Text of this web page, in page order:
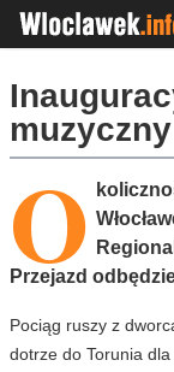
muzyczny
O
Przejazd
Pociąg ruszy z
dotrze do Torunia